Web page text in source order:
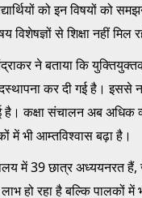
को इन विषयों को
विशेषज्ञों से शिक्षा नहीं
ने बताया कि
कर दी गई है। इससे
कक्षा संचालन अब अधिक
में भी आम्तविश्वास बढ़ा है।
में 39 छात्र अध्ययनरत
लाभ हो रहा है बल्कि पालकों